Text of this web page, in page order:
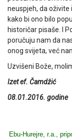
neuspjeh, da
kako bi ono bilo
historičar pisaše. I
poručuju nam da
onog svijeta, već
Uzvišeni Bože,
Izet ef. Čamdžić
08.01.2016. godine
Ebu-Hurejre, r.a.,